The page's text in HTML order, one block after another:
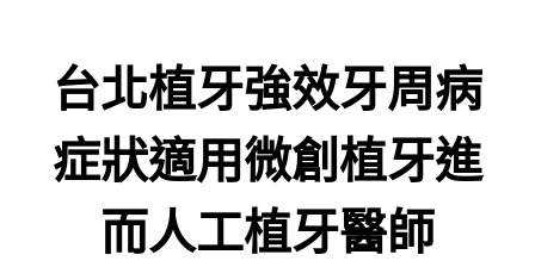
日記
台北植牙強效牙周病
症狀適用微創植牙進
而人工植牙醫師